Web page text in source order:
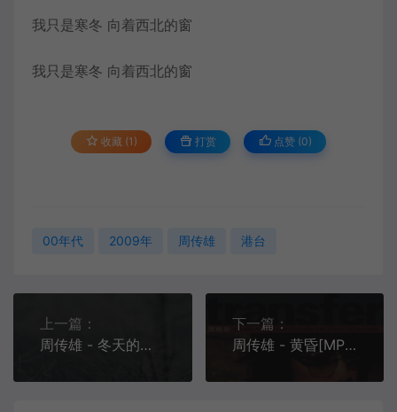
我只是寒冬 向着西北的窗
我只是寒冬 向着西北的窗
收藏 (1) 打赏 点赞 (0)
00年代 2009年 周传雄 港台
上一篇：
周传雄 - 冬天的秘密[MP3-320K/FLAC][10.4M/31.3M]
下一篇：
周传雄 - 黄昏[MP3-320K/FLAC][13.1M/35.0M]